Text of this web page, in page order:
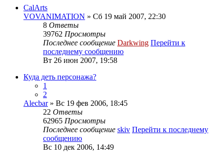
CalArts
VOVANIMATION » Сб 19 май 2007, 22:30
8 Ответы
39762 Просмотры
Последнее сообщение Darkwing Перейти к
последнему сообщению
Вт 26 июн 2007, 19:58
Куда деть персонажа?
1
2
Alecbar» Вс 19 фев 2006, 18:45
22 Ответы
62965 Просмотры
Последнее сообщение skiv Перейти к последнему
сообщению
Вс 10 дек 2006, 14:49